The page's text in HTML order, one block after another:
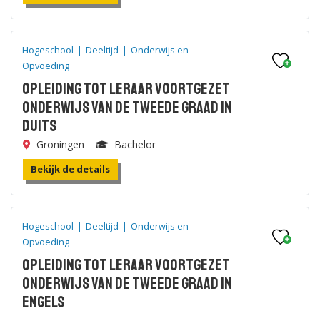
Hogeschool | Deeltijd | Onderwijs en
Opvoeding
Opleiding tot leraar voortgezet
onderwijs van de tweede graad in
Duits
Groningen Bachelor
Bekijk de details
Hogeschool | Deeltijd | Onderwijs en
Opvoeding
Opleiding tot leraar voortgezet
onderwijs van de tweede graad in
Engels